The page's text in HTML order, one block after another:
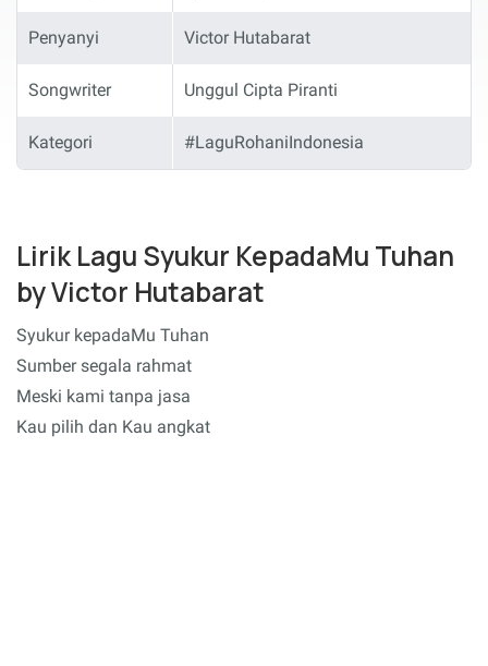
Penyanyi Victor Hutabarat
Songwriter Unggul Cipta Piranti
Kategori #LaguRohaniIndonesia
Lirik Lagu Syukur KepadaMu Tuhan
by Victor Hutabarat
Syukur kepadaMu Tuhan
Sumber segala rahmat
Meski kami tanpa jasa
Kau pilih dan Kau angkat